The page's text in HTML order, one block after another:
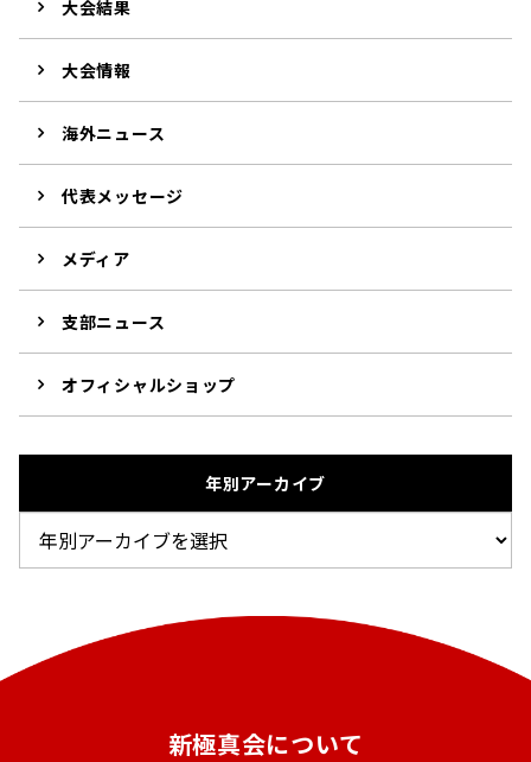
大会結果
大会情報
海外ニュース
代表メッセージ
メディア
支部ニュース
オフィシャルショップ
年別アーカイブ
新極真会について